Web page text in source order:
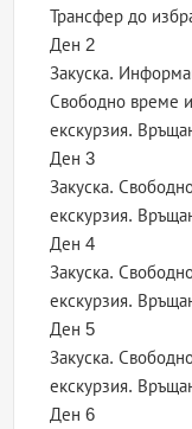
Трансфер до
Ден 2
Закуска.
Свободно време
екскурзия.
Ден 3
Закуска.
екскурзия.
Ден 4
Закуска.
екскурзия.
Ден 5
Закуска.
екскурзия.
Ден 6